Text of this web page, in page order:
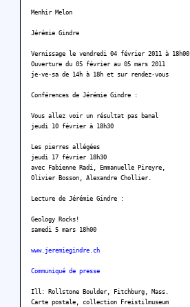
Menhir Melon
Jérémie Gindre
Vernissage le vendredi 04 février 2011 à 18h00
Ouverture du 05 février au 05 mars 2011
je-ve-sa de 14h à 18h et sur rendez-vous
Conférences de Jérémie Gindre :
Vous allez voir un résultat pas banal
jeudi 10 février à 18h30
Les pierres allégées
jeudi 17 février 18h30
avec Fabienne Radi, Emmanuelle Pireyre,
Olivier Bosson, Alexandre Chollier.
Lecture de Jérémie Gindre :
Geology Rocks!
samedi 5 mars 18h00
www.jeremiegindre.ch
Communiqué de presse
Ill: Rollstone Boulder, Fitchburg, Mass.
Carte postale, collection Freistilmuseum